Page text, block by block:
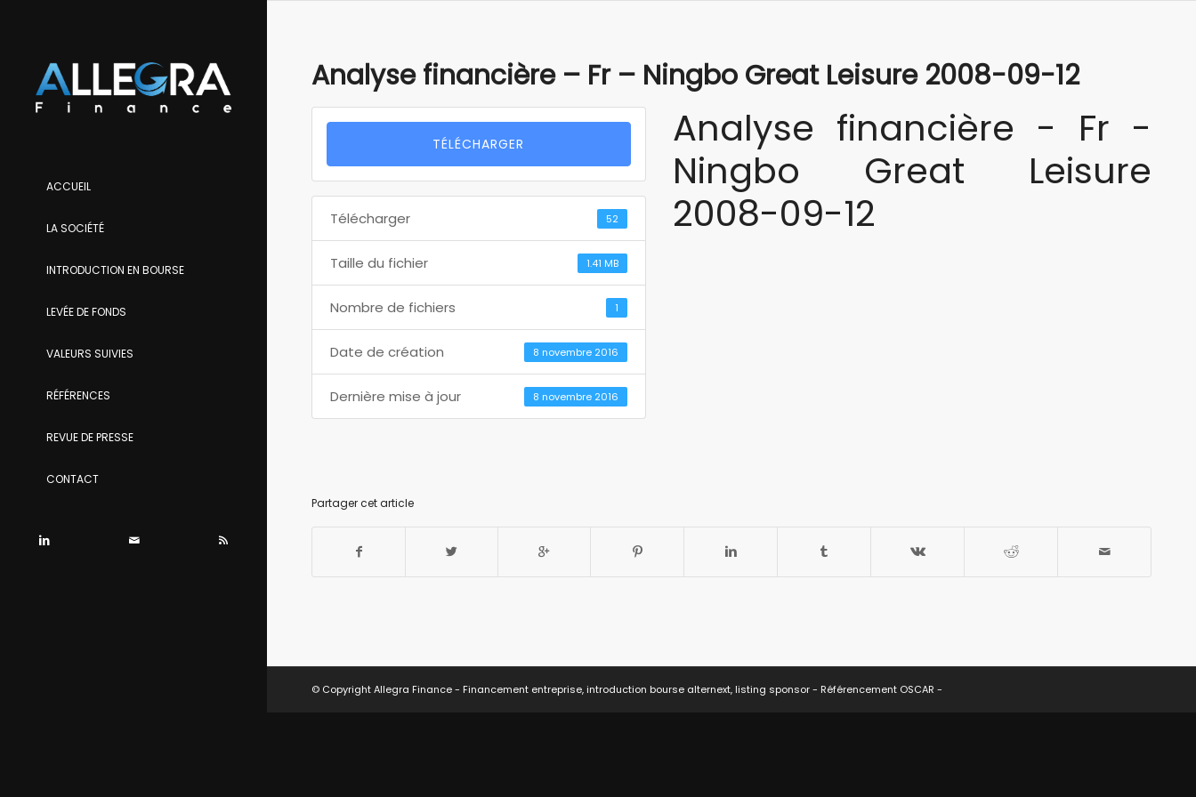
ACCUEIL
LA SOCIÉTÉ
INTRODUCTION EN BOURSE
LEVÉE DE FONDS
VALEURS SUIVIES
RÉFÉRENCES
REVUE DE PRESSE
CONTACT
Analyse financière – Fr – Ningbo Great Leisure 2008-09-12
TÉLÉCHARGER
Télécharger 52
Taille du fichier 1.41 MB
Nombre de fichiers 1
Date de création 8 novembre 2016
Dernière mise à jour 8 novembre 2016
Analyse financière - Fr -
Ningbo Great Leisure
2008-09-12
Partager cet article
© Copyright Allegra Finance - Financement entreprise, introduction bourse alternext, listing sponsor - Référencement OSCAR -